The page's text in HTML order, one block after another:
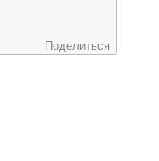
Поделиться